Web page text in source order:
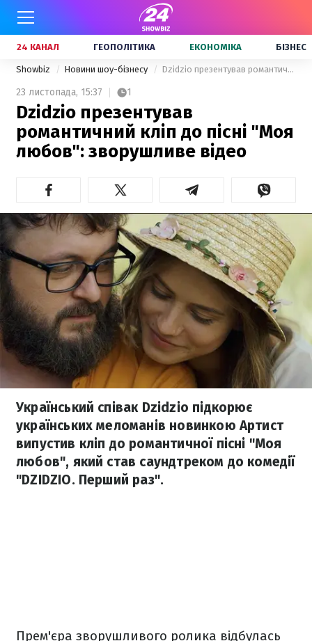
24 КАНАЛ ГЕОПОЛІТИКА ЕКОНОМІКА БІЗНЕС
Showbiz Новини шоу-бізнесу Dzidzio презентував романтичний кліп до пісні "Моя любов": зворушливе відео
23 листопада, 15:37 1
Dzidzio презентував
романтичний кліп до пісні "Моя
любов": зворушливе відео
Український співак Dzidzio підкорює
українських меломанів новинкою Артист
випустив кліп до романтичної пісні "Моя
любов", який став саундтреком до комедії
"DZIDZIO. Перший раз".
Прем'єра зворушливого ролика відбулась